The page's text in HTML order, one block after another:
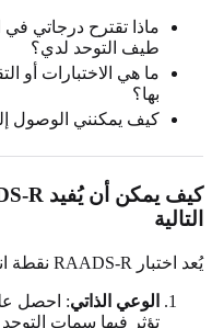
طيف التوحد لدي؟
ما هي الاختبارات أو
بها؟
كيف يمكنني الوصول
التالية
يُعد اختبار RAADS-R نقطة انطلاق لفهم تنوعك العصبي:
الوعي الذاتي: احصل
تؤثر فيها سمات